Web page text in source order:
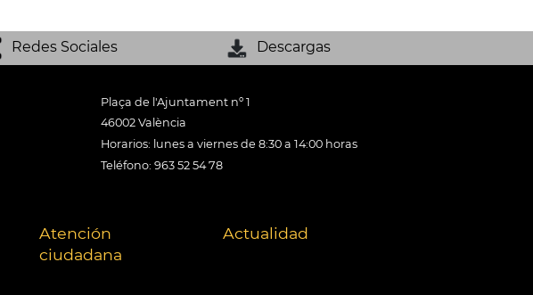
Redes Sociales Descargas
Plaça de l'Ajuntament nº 1
46002 València
Horarios: lunes a viernes de 8:30 a 14:00 horas
Teléfono: 963 52 54 78
Atención
ciudadana
Actualidad